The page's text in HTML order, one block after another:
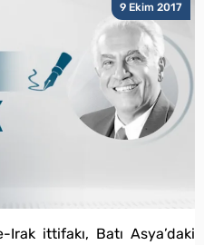
9 Ekim 2017
ittifakı, Batı Asya’daki